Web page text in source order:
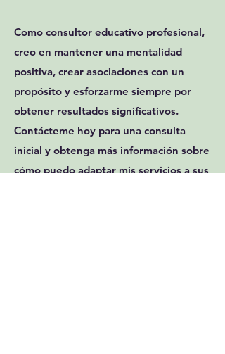
Como consultor educativo profesional,
creo en mantener una mentalidad
positiva, crear asociaciones con un
propósito y esforzarme siempre por
obtener resultados significativos.
Contácteme hoy para una consulta
inicial y obtenga más información sobre
cómo puedo adaptar mis servicios a sus